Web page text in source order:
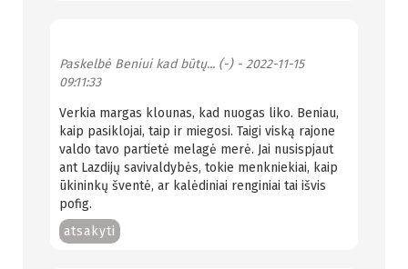
Paskelbė Beniui kad būtų... (-)- 2022-11-15
09:11:33
Verkia margas klounas, kad nuogas liko. Beniau,
kaip pasiklojai, taip ir miegosi. Taigi viską rajone
valdo tavo partietė melagė merė. Jai nusispjaut
ant Lazdijų savivaldybės, tokie menkniekiai, kaip
ūkininkų šventė, ar kalėdiniai renginiai tai išvis
pofig.
atsakyti